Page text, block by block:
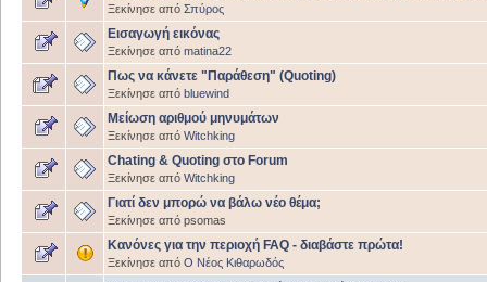
Ξεκίνησε από Σπύρος
Εισαγωγή εικόνας
Ξεκίνησε από matina22
Πως να κάνετε "Παράθεση" (Quoting)
Ξεκίνησε από bluewind
Μείωση αριθμού μηνυμάτων
Ξεκίνησε από Witchking
Chating & Quoting στο Forum
Ξεκίνησε από Witchking
Γιατί δεν μπορώ να βάλω νέο θέμα;
Ξεκίνησε από psomas
Κανόνες για την περιοχή FAQ - διαβάστε πρώτα!
Ξεκίνησε από Ο Νέος Κιθαρωδός